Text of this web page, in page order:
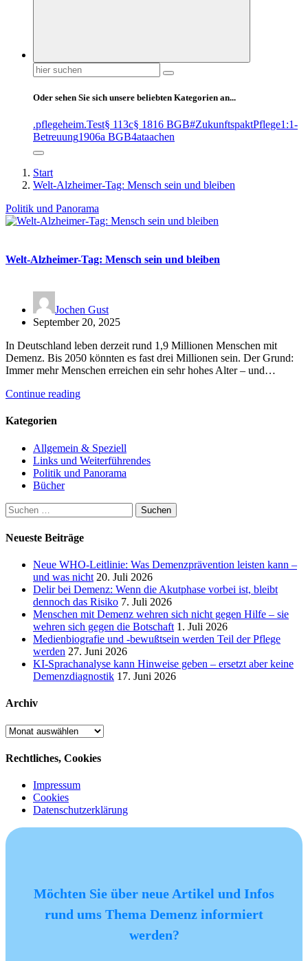
Suchen
nach:
Oder sehen Sie sich unsere beliebten Kategorien an...
.pflegeheim.Test§ 113c§ 1816 BGB#ZukunftspaktPflege1:1-
Betreuung1906a BGB4ataachen
Start
Welt-Alzheimer-Tag: Mensch sein und bleiben
Politik und Panorama
Welt-Alzheimer-Tag: Mensch sein und bleiben
Jochen Gust
September 20, 2025
In Deutschland leben derzeit rund 1,9 Millionen Menschen mit
Demenz. Bis 2050 könnten es fast drei Millionen sein. Der Grund:
Immer mehr Menschen erreichen ein sehr hohes Alter – und…
Continue reading
Kategorien
Allgemein & Speziell
Links und Weiterführendes
Politik und Panorama
Bücher
Suchen
nach:
Neueste Beiträge
Neue WHO-Leitlinie: Was Demenzprävention leisten kann –
und was nicht 20. Juli 2026
Delir bei Demenz: Wenn die Akutphase vorbei ist, bleibt
dennoch das Risiko 7. Juli 2026
Menschen mit Demenz wehren sich nicht gegen Hilfe – sie
wehren sich gegen die Botschaft 1. Juli 2026
Medienbiografie und -bewußtsein werden Teil der Pflege
werden 27. Juni 2026
KI-Sprachanalyse kann Hinweise geben – ersetzt aber keine
Demenzdiagnostik 17. Juni 2026
Archiv
Archiv
Rechtliches, Cookies
Impressum
Cookies
Datenschutzerklärung
Möchten Sie über neue Artikel und Infos
rund ums Thema Demenz informiert
werden?